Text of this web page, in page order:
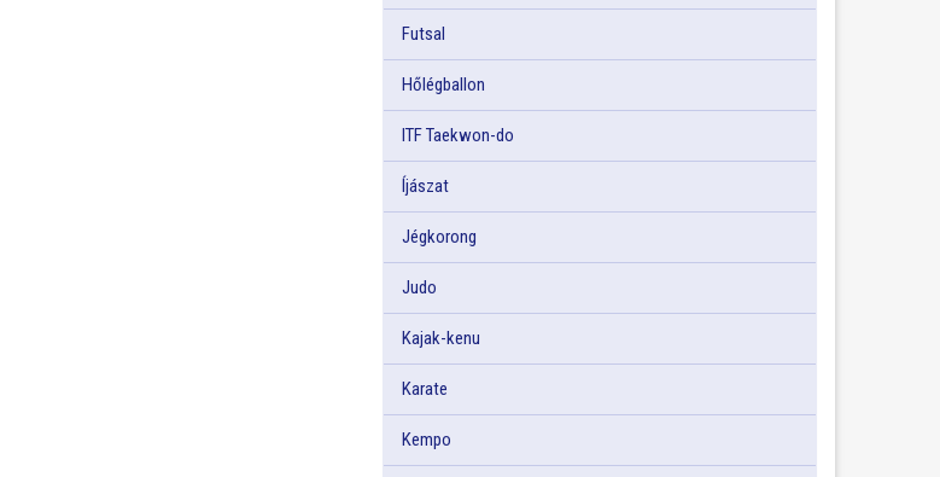
Futsal
Hőlégballon
ITF Taekwon-do
Íjászat
Jégkorong
Judo
Kajak-kenu
Karate
Kempo